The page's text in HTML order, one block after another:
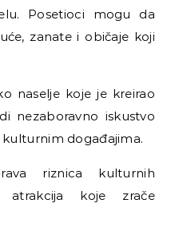
Posetioci mogu da
zanate i običaje koji
naselje koje je kreirao
nezaboravno iskustvo
događajima.
riznica kulturnih
atrakcija koje zrače